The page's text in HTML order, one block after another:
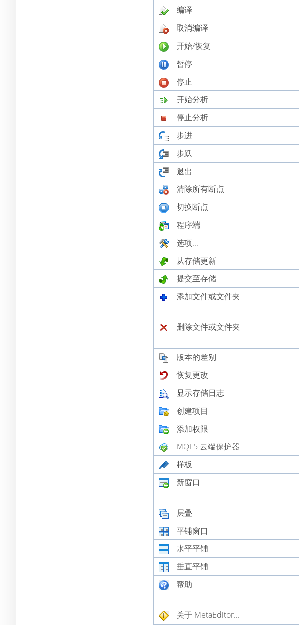
编译
取消编译
开始/恢复
暂停
停止
开始分析
停止分析
步进
步跃
退出
清除所有断点
切换断点
程序端
选项...
从存储更新
提交至存储
添加文件或文件夹
删除文件或文件夹
版本的差别
恢复更改
显示存储日志
创建项目
添加权限
MQL5 云端保护器
样板
新窗口
层叠
平铺窗口
水平平铺
垂直平铺
帮助
关于 MetaEditor...